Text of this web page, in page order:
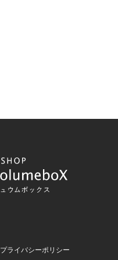
プライバシーポリシー